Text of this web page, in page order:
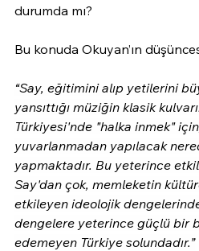
durumda mı?
Bu konuda Okuyan’ın
“Say, eğitimini alıp yetilerini
yansıttığı müziğin klasik
Türkiyesi'nde "halka inmek"
yuvarlanmadan yapılacak
yapmaktadır. Bu yeterince
Say'dan çok, memleketin
etkileyen ideolojik
dengelere yeterince güçlü bir
edemeyen Türkiye solundadır.”